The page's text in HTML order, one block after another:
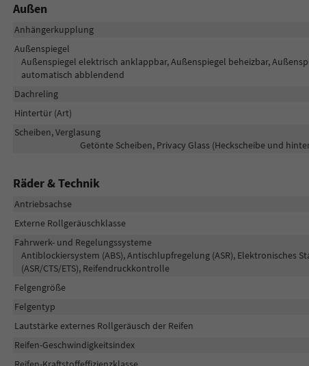
Außen
Anhängerkupplung
Außenspiegel
Außenspiegel elektrisch anklappbar, Außenspiegel beheizbar,
automatisch abblendend
Dachreling
Hintertür (Art)
Scheiben, Verglasung
Getönte Scheiben, Privacy Glass (Heckscheibe und
Räder & Technik
Antriebsachse
Externe Rollgeräuschklasse
Fahrwerk- und Regelungssysteme
Antiblockiersystem (ABS), Antischlupfregelung (ASR), Elektronisches
(ASR/CTS/ETS), Reifendruckkontrolle
Felgengröße
Felgentyp
Lautstärke externes Rollgeräusch der Reifen
Reifen-Geschwindigkeitsindex